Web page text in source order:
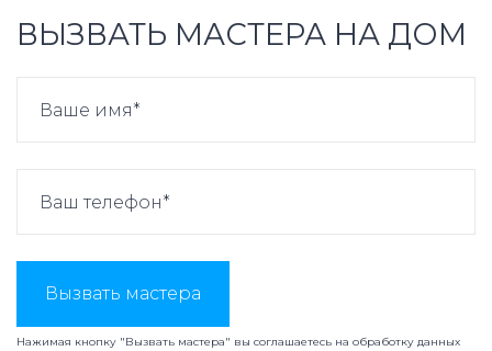
ВЫЗВАТЬ МАСТЕРА НА ДОМ
Вызвать мастера
Нажимая кнопку "Вызвать мастера" вы соглашаетесь на обработку данных